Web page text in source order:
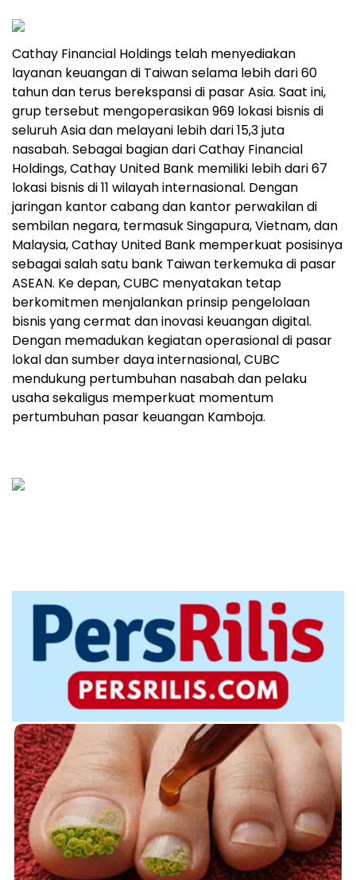
Cathay Financial Holdings telah menyediakan
layanan keuangan di Taiwan selama lebih dari 60
tahun dan terus berekspansi di pasar Asia. Saat ini,
grup tersebut mengoperasikan 969 lokasi bisnis di
seluruh Asia dan melayani lebih dari 15,3 juta
nasabah. Sebagai bagian dari Cathay Financial
Holdings, Cathay United Bank memiliki lebih dari 67
lokasi bisnis di 11 wilayah internasional. Dengan
jaringan kantor cabang dan kantor perwakilan di
sembilan negara, termasuk Singapura, Vietnam, dan
Malaysia, Cathay United Bank memperkuat posisinya
sebagai salah satu bank Taiwan terkemuka di pasar
ASEAN. Ke depan, CUBC menyatakan tetap
berkomitmen menjalankan prinsip pengelolaan
bisnis yang cermat dan inovasi keuangan digital.
Dengan memadukan kegiatan operasional di pasar
lokal dan sumber daya internasional, CUBC
mendukung pertumbuhan nasabah dan pelaku
usaha sekaligus memperkuat momentum
pertumbuhan pasar keuangan Kamboja.